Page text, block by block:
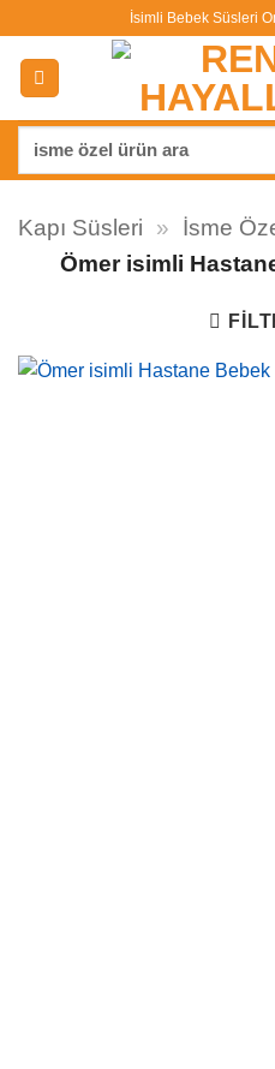
İsimli Bebek Süsleri
Kapı Süsleri » İsme
Ömer isimli